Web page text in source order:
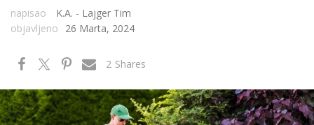
napisao
K.A. - Lajger Tim
objavljeno
26 Marta, 2024
Shares
2